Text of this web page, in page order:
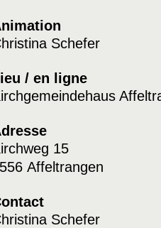
Schefer
/ en ligne
15
Affeltrangen
Schefer